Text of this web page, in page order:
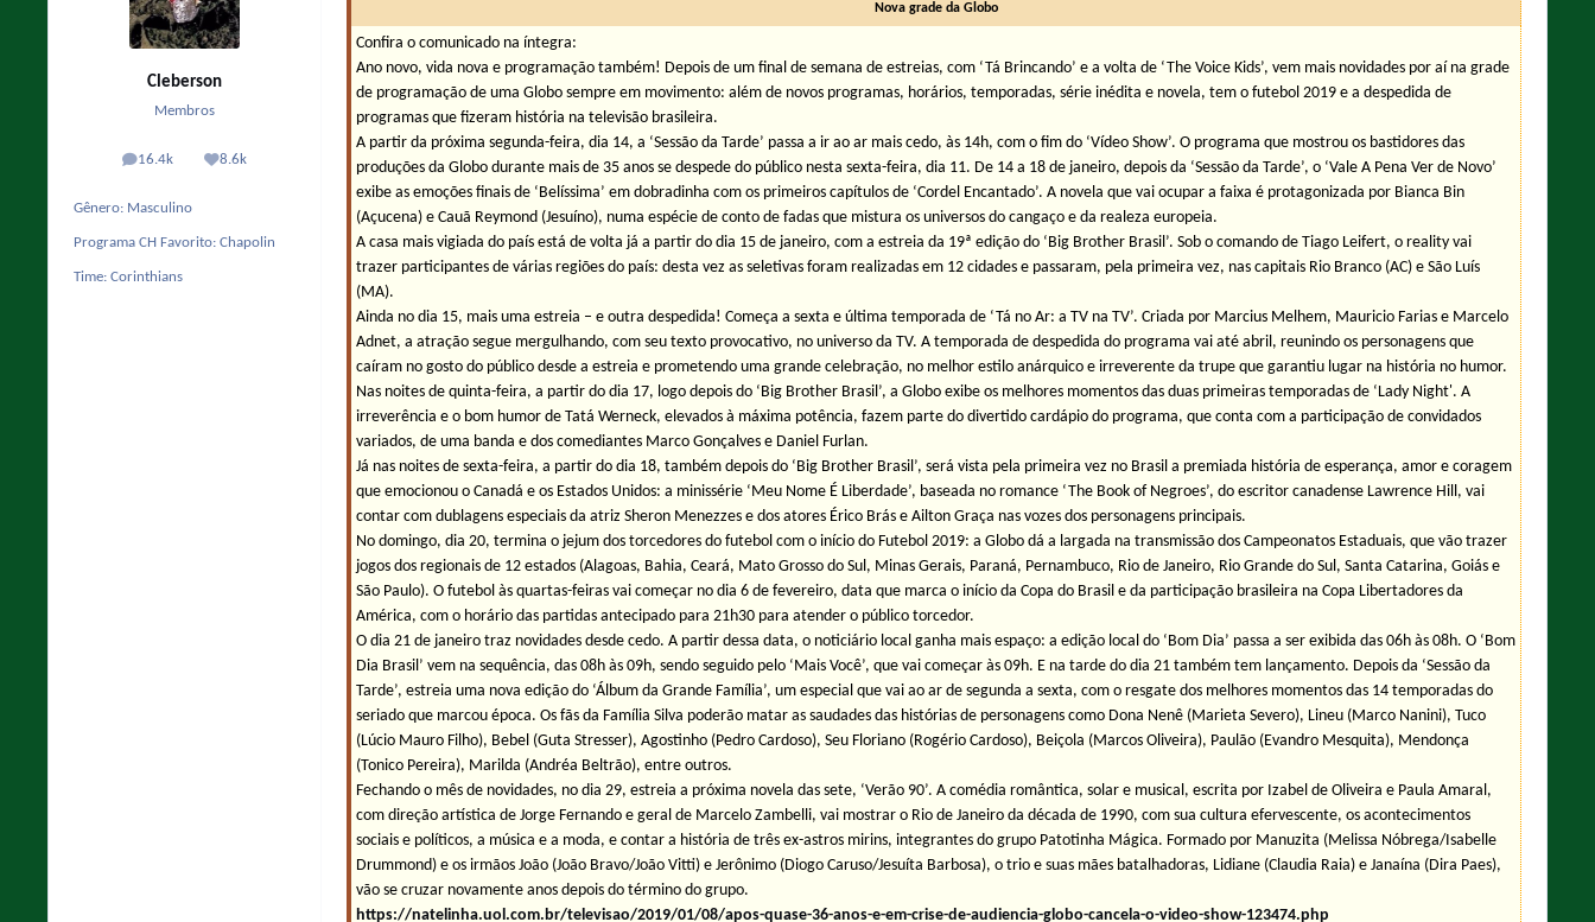
Cleberson
Membros
16.4k
posts 8.6k
Reputação
Gênero: Masculino
Programa CH Favorito: Chapolin
Time: Corinthians
Nova grade da Globo
Confira o comunicado na íntegra:
Ano novo, vida nova e programação também! Depois de um final de semana de estreias, com ‘Tá Brincando’ e a volta de ‘The Voice Kids’, vem mais novidades por aí na grade
de programação de uma Globo sempre em movimento: além de novos programas, horários, temporadas, série inédita e novela, tem o futebol 2019 e a despedida de
programas que fizeram história na televisão brasileira.
A partir da próxima segunda-feira, dia 14, a ‘Sessão da Tarde’ passa a ir ao ar mais cedo, às 14h, com o fim do ‘Vídeo Show’. O programa que mostrou os bastidores das
produções da Globo durante mais de 35 anos se despede do público nesta sexta-feira, dia 11. De 14 a 18 de janeiro, depois da ‘Sessão da Tarde’, o ‘Vale A Pena Ver de Novo’
exibe as emoções finais de ‘Belíssima’ em dobradinha com os primeiros capítulos de ‘Cordel Encantado’. A novela que vai ocupar a faixa é protagonizada por Bianca Bin
(Açucena) e Cauã Reymond (Jesuíno), numa espécie de conto de fadas que mistura os universos do cangaço e da realeza europeia.
A casa mais vigiada do país está de volta já a partir do dia 15 de janeiro, com a estreia da 19ª edição do ‘Big Brother Brasil’. Sob o comando de Tiago Leifert, o reality vai
trazer participantes de várias regiões do país: desta vez as seletivas foram realizadas em 12 cidades e passaram, pela primeira vez, nas capitais Rio Branco (AC) e São Luís
(MA).
Ainda no dia 15, mais uma estreia – e outra despedida! Começa a sexta e última temporada de ‘Tá no Ar: a TV na TV’. Criada por Marcius Melhem, Mauricio Farias e Marcelo
Adnet, a atração segue mergulhando, com seu texto provocativo, no universo da TV. A temporada de despedida do programa vai até abril, reunindo os personagens que
caíram no gosto do público desde a estreia e prometendo uma grande celebração, no melhor estilo anárquico e irreverente da trupe que garantiu lugar na história no humor.
Nas noites de quinta-feira, a partir do dia 17, logo depois do ‘Big Brother Brasil’, a Globo exibe os melhores momentos das duas primeiras temporadas de ‘Lady Night'. A
irreverência e o bom humor de Tatá Werneck, elevados à máxima potência, fazem parte do divertido cardápio do programa, que conta com a participação de convidados
variados, de uma banda e dos comediantes Marco Gonçalves e Daniel Furlan.
Já nas noites de sexta-feira, a partir do dia 18, também depois do ‘Big Brother Brasil’, será vista pela primeira vez no Brasil a premiada história de esperança, amor e coragem
que emocionou o Canadá e os Estados Unidos: a minissérie ‘Meu Nome É Liberdade’, baseada no romance ‘The Book of Negroes’, do escritor canadense Lawrence Hill, vai
contar com dublagens especiais da atriz Sheron Menezzes e dos atores Érico Brás e Ailton Graça nas vozes dos personagens principais.
No domingo, dia 20, termina o jejum dos torcedores do futebol com o início do Futebol 2019: a Globo dá a largada na transmissão dos Campeonatos Estaduais, que vão trazer
jogos dos regionais de 12 estados (Alagoas, Bahia, Ceará, Mato Grosso do Sul, Minas Gerais, Paraná, Pernambuco, Rio de Janeiro, Rio Grande do Sul, Santa Catarina, Goiás e
São Paulo). O futebol às quartas-feiras vai começar no dia 6 de fevereiro, data que marca o início da Copa do Brasil e da participação brasileira na Copa Libertadores da
América, com o horário das partidas antecipado para 21h30 para atender o público torcedor.
O dia 21 de janeiro traz novidades desde cedo. A partir dessa data, o noticiário local ganha mais espaço: a edição local do ‘Bom Dia’ passa a ser exibida das 06h às 08h. O ‘Bom
Dia Brasil’ vem na sequência, das 08h às 09h, sendo seguido pelo ‘Mais Você’, que vai começar às 09h. E na tarde do dia 21 também tem lançamento. Depois da ‘Sessão da
Tarde’, estreia uma nova edição do ‘Álbum da Grande Família’, um especial que vai ao ar de segunda a sexta, com o resgate dos melhores momentos das 14 temporadas do
seriado que marcou época. Os fãs da Família Silva poderão matar as saudades das histórias de personagens como Dona Nenê (Marieta Severo), Lineu (Marco Nanini), Tuco
(Lúcio Mauro Filho), Bebel (Guta Stresser), Agostinho (Pedro Cardoso), Seu Floriano (Rogério Cardoso), Beiçola (Marcos Oliveira), Paulão (Evandro Mesquita), Mendonça
(Tonico Pereira), Marilda (Andréa Beltrão), entre outros.
Fechando o mês de novidades, no dia 29, estreia a próxima novela das sete, ‘Verão 90’. A comédia romântica, solar e musical, escrita por Izabel de Oliveira e Paula Amaral,
com direção artística de Jorge Fernando e geral de Marcelo Zambelli, vai mostrar o Rio de Janeiro da década de 1990, com sua cultura efervescente, os acontecimentos
sociais e políticos, a música e a moda, e contar a história de três ex-astros mirins, integrantes do grupo Patotinha Mágica. Formado por Manuzita (Melissa Nóbrega/Isabelle
Drummond) e os irmãos João (João Bravo/João Vitti) e Jerônimo (Diogo Caruso/Jesuíta Barbosa), o trio e suas mães batalhadoras, Lidiane (Claudia Raia) e Janaína (Dira Paes),
vão se cruzar novamente anos depois do término do grupo.
https://natelinha.uol.com.br/televisao/2019/01/08/apos-quase-36-anos-e-em-crise-de-audiencia-globo-cancela-o-video-show-123474.php